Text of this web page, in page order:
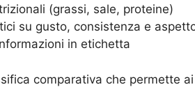
(grassi, sale, proteine)
su gusto, consistenza e
in etichetta
comparativa che permette